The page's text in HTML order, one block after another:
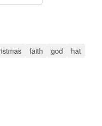
faith god
hat